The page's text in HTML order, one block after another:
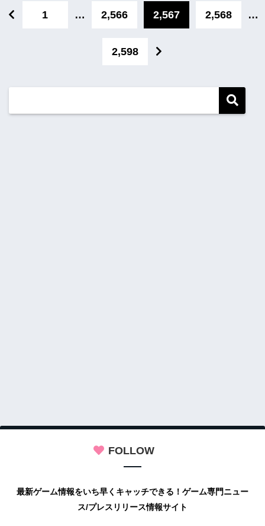
1 … 2,566 2,567 2,568 …
2,598
FOLLOW
最新ゲーム情報をいち早くキャッチできる！ゲーム専門ニュー
ス/プレスリリース情報サイト